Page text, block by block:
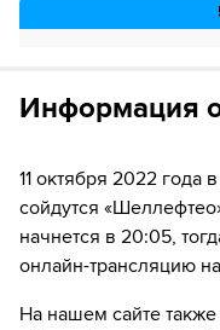
Информация
11 октября 2022 года
сойдутся
начнется в 20:05,
онлайн-трансляцию
На нашем сайте